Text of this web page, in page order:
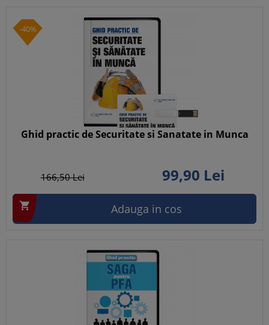
-40%
Ghid practic de Securitate si Sanatate in Munca
166,50Lei 99,90 Lei
 Adauga in cos